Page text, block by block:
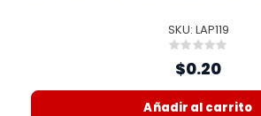
SKU: LAP119
Rating:
0%
$0.20
Añadir al carrito